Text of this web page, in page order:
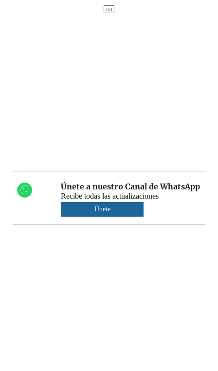
Únete a nuestro Canal de WhatsApp
Recibe todas las actualizaciones
Únete